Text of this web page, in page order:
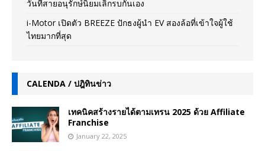
วันที่สายอนุรักษ์นิยมเลิกรบกันเอง
i-Motor เปิดตัว BREEZE ปักธงผู้นำ EV สองล้อที่เข้าใจผู้ใช้
ไทยมากที่สุด
CALENDA / ปฎิทินข่าว
เทคนิคสร้างรายได้ตามเทรน 2025 ด้วย Affiliate
Franchise
January 22, 2025